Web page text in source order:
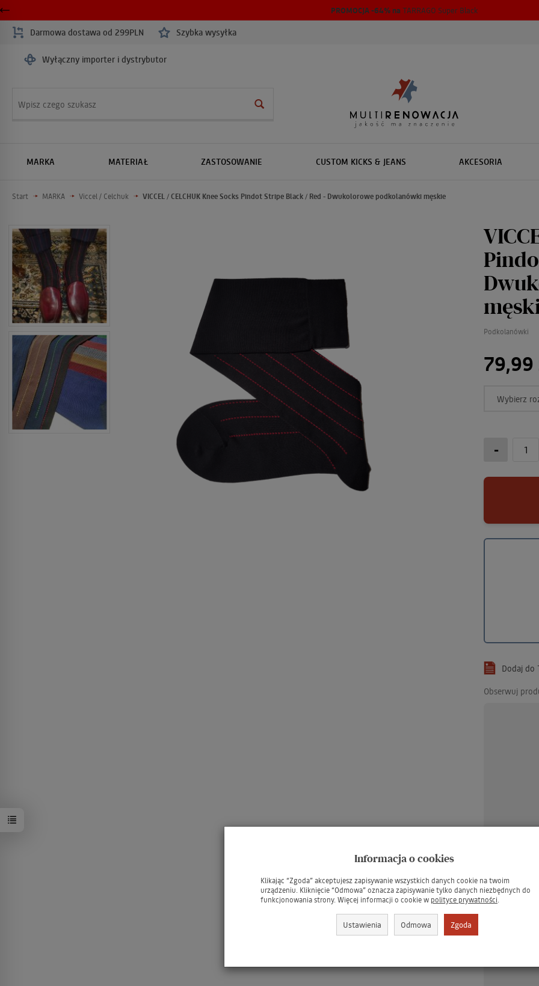
PROMOCJA -64% na TARRAGO Super Black
Darmowa dostawa od 299PLN Szybka wysyłka
Wyłączny importer i dystrybutor
MARKA MATERIAŁ ZASTOSOWANIE CUSTOM KICKS & JEANS AKCESORIA
Start MARKA Viccel / Celchuk VICCEL / CELCHUK Knee Socks Pindot Stripe Black / Red - Dwukolorowe podkolanówki męskie
Podkolanówki
79,99
Wybierz
-
Dodaj do
Obserwuj
Informacja o cookies
Klikając “Zgoda” akceptujesz zapisywanie wszystkich danych cookie na twoim
urządzeniu. Kliknięcie “Odmowa” oznacza zapisywanie tylko danych niezbędnych do
funkcjonowania strony. Więcej informacji o cookie w polityce prywatności.
Ustawienia Odmowa Zgoda